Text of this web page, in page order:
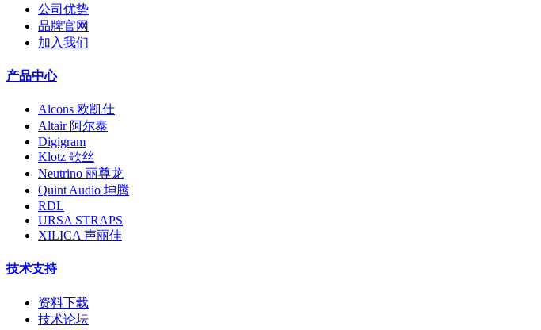
公司优势
品牌官网
加入我们
产品中心
Alcons 欧凯仕
Altair 阿尔泰
Digigram
Klotz 歌丝
Neutrino 丽尊龙
Quint Audio 坤腾
RDL
URSA STRAPS
XILICA 声丽佳
技术支持
资料下载
技术论坛